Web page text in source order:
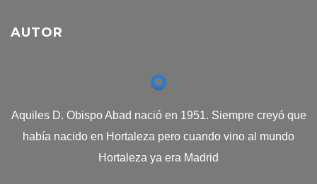
AUTOR
Aquiles D. Obispo Abad nació en 1951. Siempre creyó que
había nacido en Hortaleza pero cuando vino al mundo
Hortaleza ya era Madrid